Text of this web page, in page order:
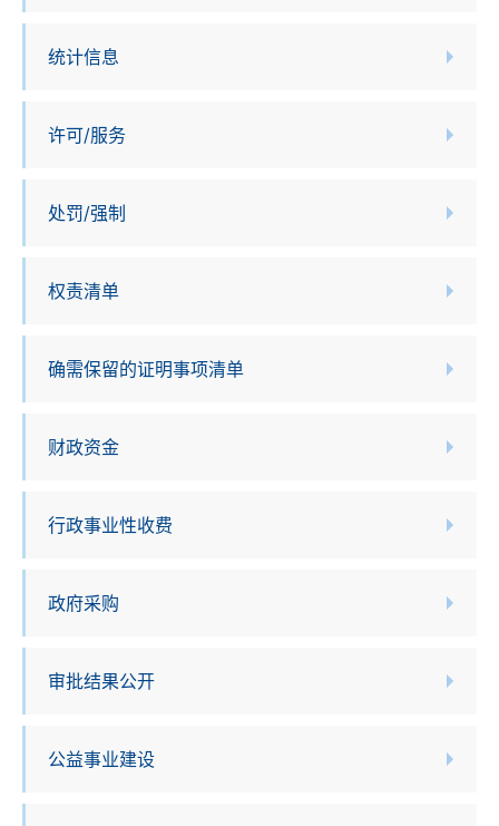
统计信息
许可/服务
处罚/强制
权责清单
确需保留的证明事项清单
财政资金
行政事业性收费
政府采购
审批结果公开
公益事业建设